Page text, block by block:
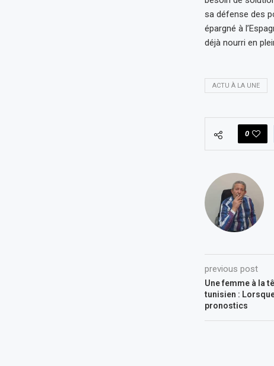
sa défense des
épargné à
déjà nourri en
ACTU À LA UNE
0
previous post
Une femme à la
tunisien :
pronostics